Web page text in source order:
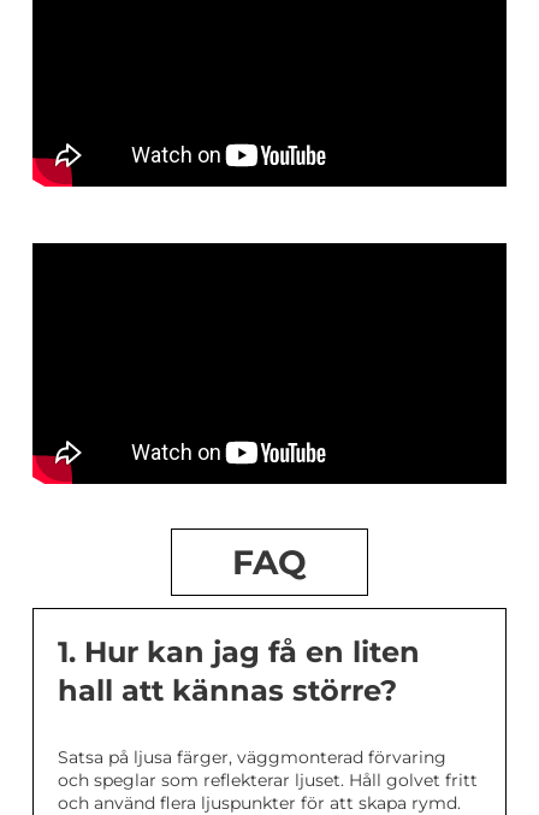
FAQ
1. Hur kan jag få en liten
hall att kännas större?
Satsa på ljusa färger, väggmonterad förvaring
och speglar som reflekterar ljuset. Håll golvet fritt
och använd flera ljuspunkter för att skapa rymd.